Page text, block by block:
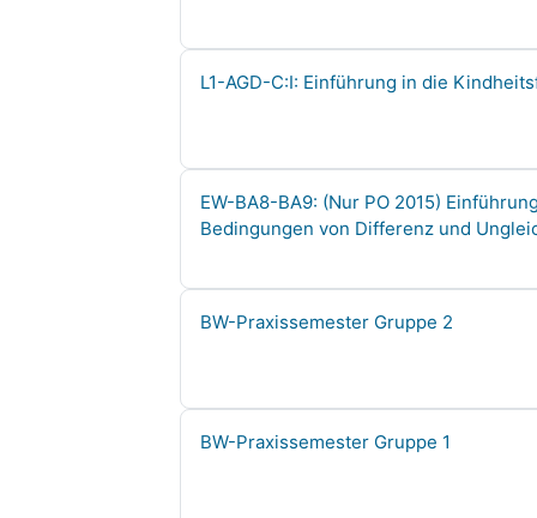
Course name
L1-AGD-C:I: Einführung in die
Course name
EW-BA8-BA9: (Nur PO 2015)
Bedingungen von Differenz und
Course name
BW-Praxissemester Gruppe 2
Course name
BW-Praxissemester Gruppe 1